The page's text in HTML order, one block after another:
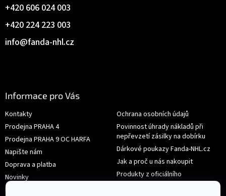
info@fanda-nhl.cz
+420 224 223 003
+420 606 024 003
Informace pro Vás
Kontakty
Prodejna PRAHA 4
Prodejna PRAHA 9 OC HARFA
Napište nám
Doprava a platba
Novinky
Hodnocení obchodu
Ochrana osobních údajů
Povinnost úhrady nákladů při
nepřevzetí zásilky na dobírku
Dárkové poukazy Fanda-NHL.cz
Jak a proč u nás nakoupit
Produkty z oficiálního
shop.nhl.com